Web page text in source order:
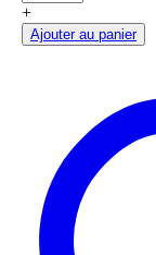
+
Ajouter au panier